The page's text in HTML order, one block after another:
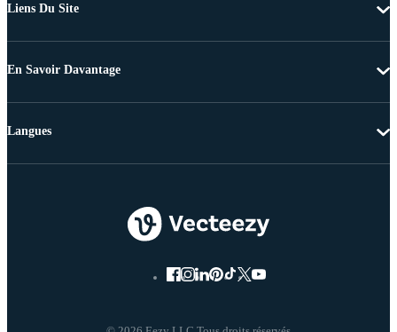
Liens Du Site
En Savoir Davantage
Langues